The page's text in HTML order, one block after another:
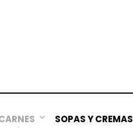
SOPAS Y CREMAS